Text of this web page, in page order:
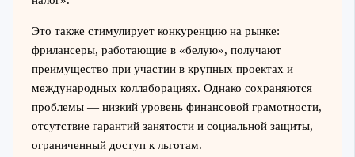
Это также стимулирует конкуренцию на рынке:
фрилансеры, работающие в «белую», получают
преимущество при участии в крупных проектах и
международных коллаборациях. Однако сохраняются
проблемы — низкий уровень финансовой грамотности,
отсутствие гарантий занятости и социальной защиты,
ограниченный доступ к льготам.